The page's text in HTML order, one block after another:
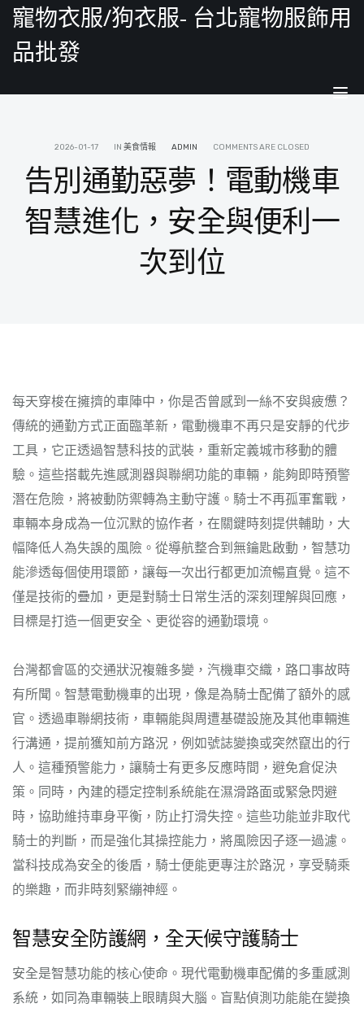
寵物衣服/狗衣服- 台北寵物服飾用
品批發
2026-01-17 IN 美食情報 ADMIN COMMENTS ARE CLOSED
告別通勤惡夢！電動機車
智慧進化，安全與便利一
次到位
每天穿梭在擁擠的車陣中，你是否曾感到一絲不安與疲憊？
傳統的通勤方式正面臨革新，電動機車不再只是安靜的代步
工具，它正透過智慧科技的武裝，重新定義城市移動的體
驗。這些搭載先進感測器與聯網功能的車輛，能夠即時預警
潛在危險，將被動防禦轉為主動守護。騎士不再孤軍奮戰，
車輛本身成為一位沉默的協作者，在關鍵時刻提供輔助，大
幅降低人為失誤的風險。從導航整合到無鑰匙啟動，智慧功
能滲透每個使用環節，讓每一次出行都更加流暢直覺。這不
僅是技術的疊加，更是對騎士日常生活的深刻理解與回應，
目標是打造一個更安全、更從容的通勤環境。
台灣都會區的交通狀況複雜多變，汽機車交織，路口事故時
有所聞。智慧電動機車的出現，像是為騎士配備了額外的感
官。透過車聯網技術，車輛能與周遭基礎設施及其他車輛進
行溝通，提前獲知前方路況，例如號誌變換或突然竄出的行
人。這種預警能力，讓騎士有更多反應時間，避免倉促決
策。同時，內建的穩定控制系統能在濕滑路面或緊急閃避
時，協助維持車身平衡，防止打滑失控。這些功能並非取代
騎士的判斷，而是強化其操控能力，將風險因子逐一過濾。
當科技成為安全的後盾，騎士便能更專注於路況，享受騎乘
的樂趣，而非時刻緊繃神經。
智慧安全防護網，全天候守護騎士
安全是智慧功能的核心使命。現代電動機車配備的多重感測
系統，如同為車輛裝上眼睛與大腦。盲點偵測功能能在變換